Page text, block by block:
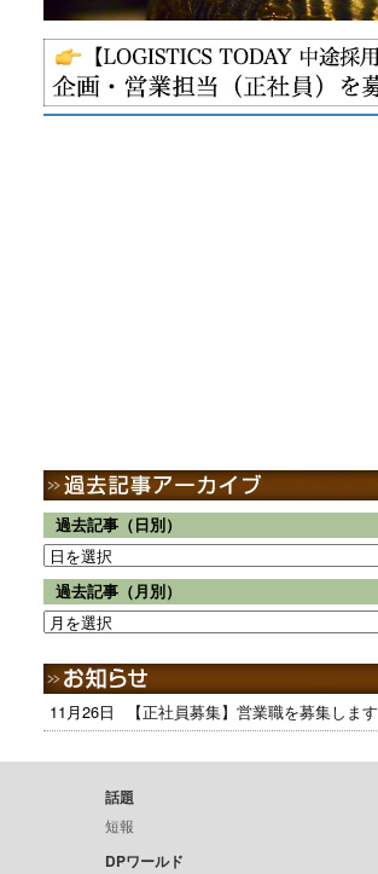
過去記事（日別）
過去記事（月別）
11月26日 【正社員募集】営業職を募集します
話題
短報
DPワールド